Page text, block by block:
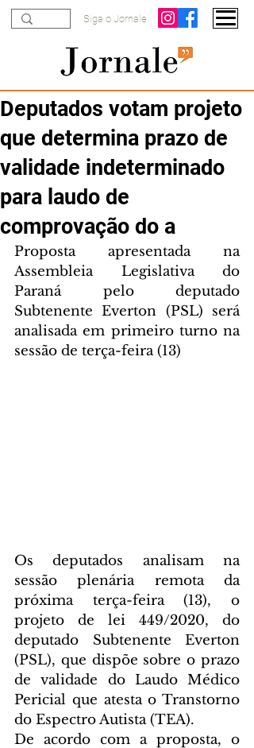
Siga o Jornale
Deputados votam projeto
que determina prazo de
validade indeterminado
para laudo de
comprovação do a
Proposta apresentada na
Assembleia Legislativa do
Paraná pelo deputado
Subtenente Everton (PSL) será
analisada em primeiro turno na
sessão de terça-feira (13)
Os deputados analisam na
sessão plenária remota da
próxima terça-feira (13), o
projeto de lei 449/2020, do
deputado Subtenente Everton
(PSL), que dispõe sobre o prazo
de validade do Laudo Médico
Pericial que atesta o Transtorno
do Espectro Autista (TEA).
De acordo com a proposta, o